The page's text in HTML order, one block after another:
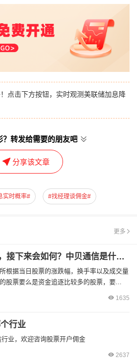
点击下方按钮，实时观测美联储加息降
？转发给需要的朋友吧
分享该文章
实时概率# #找经理谈佣金#
更多
中贝通信上龙虎榜了，接下来会如何？中贝通信是什么概念？
根据当日股票的涨跌幅，换手率以及成交量
股票要么是资金追逐比较多的股票，要...
1635
行业
业，欢迎咨询股票开户佣金
2637